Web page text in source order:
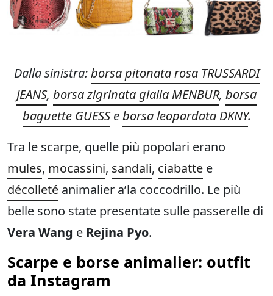
Dalla sinistra:borsa pitonata rosa TRUSSARDI
JEANS, borsa zigrinata gialla MENBUR, borsa
baguette GUESSeborsa leopardata DKNY.
Tra le scarpe, quelle più popolari erano
mules, mocassini, sandali, ciabatte e
décolleté animalier a’la coccodrillo. Le più
belle sono state presentate sulle passerelle di
Vera Wang e Rejina Pyo.
Scarpe e borse animalier: outfit
da Instagram